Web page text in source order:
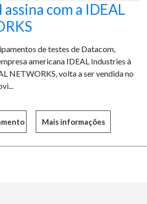
com a IDEAL
de testes de Datacom,
americana IDEAL Industries à
NETWORKS, volta a ser vendida no
Mais informações